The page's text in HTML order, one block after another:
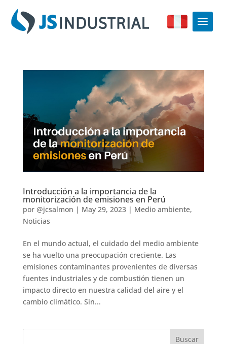
Introducción a la importancia de la
monitorización de emisiones en Perú
por @jcsalmon | May 29, 2023| Medio ambiente,
Noticias
En el mundo actual, el cuidado del medio ambiente
se ha vuelto una preocupación creciente. Las
emisiones contaminantes provenientes de diversas
fuentes industriales y de combustión tienen un
impacto directo en nuestra calidad del aire y el
cambio climático. Sin...